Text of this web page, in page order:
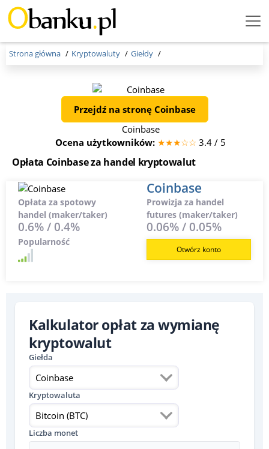
Menu Burger
Strona główna Kryptowaluty Giełdy
Przejdź na stronę Coinbase
Coinbase
Ocena użytkowników: ★★★☆☆ 3.4 / 5
Opłata Coinbase za handel kryptowalut
Coinbase
Opłata za spotowy
handel (maker/taker)
0.6% / 0.4%
Prowizja za handel
futures (maker/taker)
0.06% / 0.05%
Popularność
Otwórz konto
Kalkulator opłat za wymianę
kryptowalut
Giełda
Coinbase
Kryptowaluta
Bitcoin (BTC)
Liczba monet